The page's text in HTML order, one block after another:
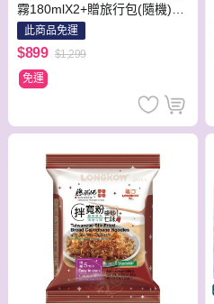
霧180mlX2+贈旅行包(隨機)35
MLX2包
此商品免運
$899 $1,299
免運